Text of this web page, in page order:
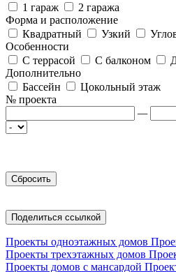
1 гараж
2 гаража
Форма и расположение
Квадратный
Узкий
Особенности
С террасой
С балконом
Дополнительно
Бассейн
Цокольный этаж
№ проекта
—
Поделиться ссылкой
Проекты одноэтажных домов
Проекты трехэтажных домов
Проекты домов с мансардой